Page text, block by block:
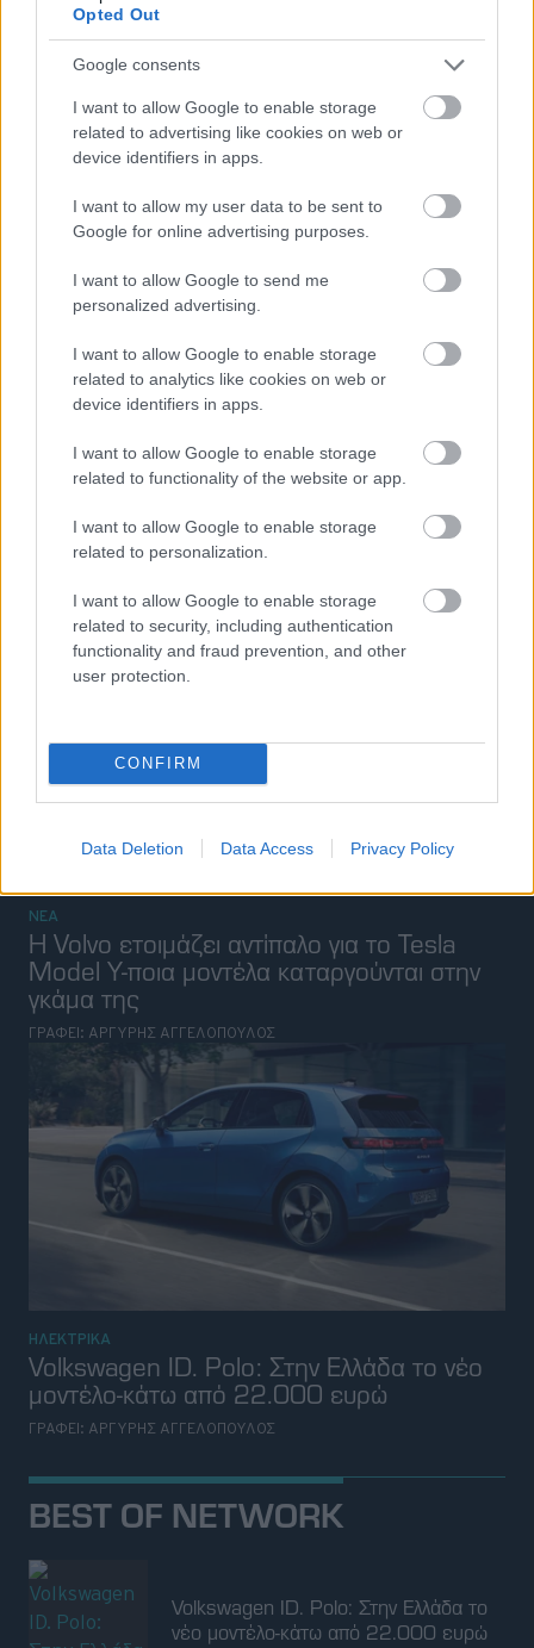
Opted Out
Google consents
I want to allow Google to enable storage
related to advertising like cookies on web or
device identifiers in apps.
I want to allow my user data to be sent to
Google for online advertising purposes.
I want to allow Google to send me
personalized advertising.
I want to allow Google to enable storage
related to analytics like cookies on web or
device identifiers in apps.
I want to allow Google to enable storage
related to functionality of the website or app.
I want to allow Google to enable storage
related to personalization.
I want to allow Google to enable storage
related to security, including authentication
functionality and fraud prevention, and other
user protection.
CONFIRM
Data Deletion Data Access Privacy Policy
ΝΕΑ
Η Volvo ετοιμάζει αντίπαλο για το Tesla
Model Y-ποια μοντέλα καταργούνται στην
γκάμα της
ΓΡΑΦΕΙ: ΑΡΓΥΡΗΣ ΑΓΓΕΛΟΠΟΥΛΟΣ
ΗΛΕΚΤΡΙΚΑ
Volkswagen ID. Polo: Στην Ελλάδα το νέο
μοντέλο-κάτω από 22.000 ευρώ
ΓΡΑΦΕΙ: ΑΡΓΥΡΗΣ ΑΓΓΕΛΟΠΟΥΛΟΣ
BEST OF NETWORK
Volkswagen ID. Polo: Στην Ελλάδα το
νέο μοντέλο-κάτω από 22.000 ευρώ